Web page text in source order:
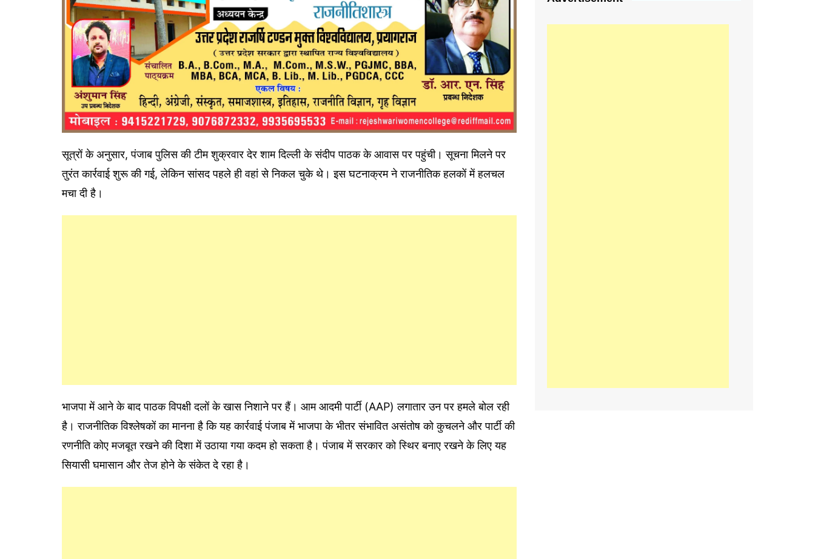
सूत्रों के अनुसार, पंजाब पुलिस की टीम शुक्रवार देर शाम दिल्ली के संदीप पाठक के आवास पर पहुंची। सूचना मिलने पर
तुरंत कार्रवाई शुरू की गई, लेकिन सांसद पहले ही वहां से निकल चुके थे। इस घटनाक्रम ने राजनीतिक हलकों में हलचल
मचा दी है।
भाजपा में आने के बाद पाठक विपक्षी दलों के खास निशाने पर हैं। आम आदमी पार्टी (AAP) लगातार उन पर हमले बोल रही
है। राजनीतिक विश्लेषकों का मानना है कि यह कार्रवाई पंजाब में भाजपा के भीतर संभावित असंतोष को कुचलने और पार्टी की
रणनीति कोए मजबूत रखने की दिशा में उठाया गया कदम हो सकता है। पंजाब में सरकार को स्थिर बनाए रखने के लिए यह
सियासी घमासान और तेज होने के संकेत दे रहा है।